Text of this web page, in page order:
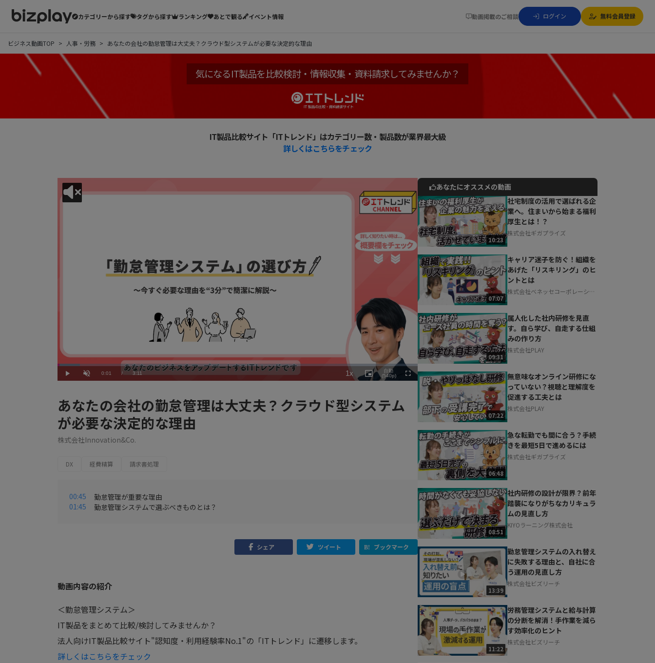
カテゴリーから探す タグから探す ランキング あとで観る イベント情報 動画掲載のご相談 ログイン 無料会員登録
ビジネス動画TOP 人事・労務 あなたの会社の勤怠管理は大丈夫？クラウド型システムが必要な決定的な理由
気になるIT製品を比較検討・情報収集・資料請求してみませんか？
IT製品比較サイト「ITトレンド」はカテゴリー数・製品数が業界最大級
詳しくはこちらをチェック
Play UnmuteCurrent
0:01 / Duration
3:11
Loaded:
6.29%
1x
Playback
Rate
Picture-
in-
自動
(540p)
Fullscreen
あなたの会社の勤怠管理は大丈夫？クラウド型システム
が必要な決定的な理由
株式会社Innovation&Co.
DX 経費精算 請求書処理
00:45
勤怠管理が重要な理由
01:45
勤怠管理システムで選ぶべきものとは？
シェア ツイート ブックマーク
動画内容の紹介
＜勤怠管理システム＞
IT製品をまとめて比較/検討してみませんか？
法人向けIT製品比較サイト"認知度・利用経験率No.1"の「ITトレンド」に遷移します。
詳しくはこちらをチェック
動画でご紹介しているサービスについて
お気軽にご相談・ご質問いただけます！
30秒でお申し込み可能
相談を希望する 無料
あなたにオススメの動画
10:23
社宅制度の活用で選ばれる企
業へ。住まいから始まる福利
厚生とは！？
株式会社ギガプライズ
07:07
キャリア迷子を防ぐ！組織を
あげた「リスキリング」のヒ
ントとは
株式会社ベネッセコーポレーショ
09:31
属人化した社内研修を見直
す。自ら学び、自走する仕組
みの作り方
株式会社PLAY
07:22
無意味なオンライン研修にな
っていない？視聴と理解度を
促進する工夫とは
株式会社PLAY
06:48
急な転勤でも間に合う？手続
きを最短5日で進めるには
株式会社ギガプライズ
08:51
社内研修の設計が限界？前年
踏襲になりがちなカリキュラ
ムの見直し方
KIYOラーニング株式会社
13:39
勤怠管理システムの入れ替え
に失敗する理由と、自社に合
う運用の見直し方
株式会社ビズリーチ
11:22
労務管理システムと給与計算
の分断を解消！手作業を減ら
す効率化のヒント
株式会社ビズリーチ